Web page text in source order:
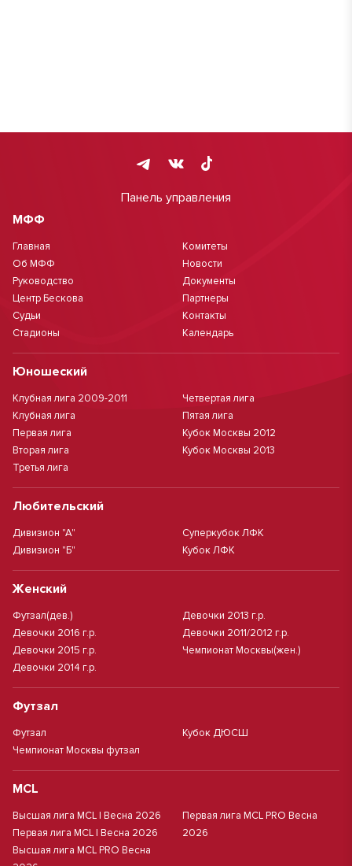
Панель управления
МФФ
Главная
Об МФФ
Руководство
Центр Бескова
Судьи
Стадионы
Комитеты
Новости
Документы
Партнеры
Контакты
Календарь
Юношеский
Клубная лига 2009-2011
Клубная лига
Первая лига
Вторая лига
Третья лига
Четвертая лига
Пятая лига
Кубок Москвы 2012
Кубок Москвы 2013
Любительский
Дивизион "А"
Дивизион "Б"
Суперкубок ЛФК
Кубок ЛФК
Женский
Футзал(дев.)
Девочки 2016 г.р.
Девочки 2015 г.р.
Девочки 2014 г.р.
Девочки 2013 г.р.
Девочки 2011/2012 г.р.
Чемпионат Москвы(жен.)
Футзал
Футзал
Чемпионат Москвы футзал
Кубок ДЮСШ
MCL
Высшая лига MCL | Весна 2026
Первая лига MCL | Весна 2026
Высшая лига MCL PRO Весна
Первая лига MCL PRO Весна
2026